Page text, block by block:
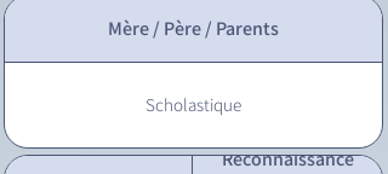
Mère / Père / Parents
Scholastique
Reconnaissance